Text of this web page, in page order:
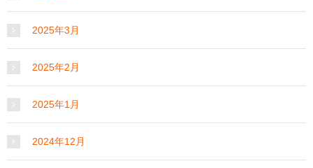
2025年3月
2025年2月
2025年1月
2024年12月